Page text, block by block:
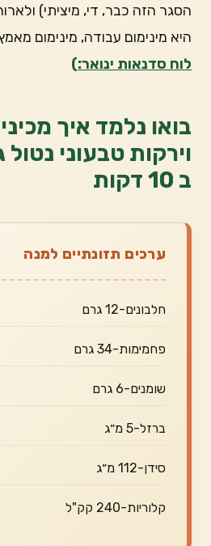
הסגר הזה כבר, די, מיציתי)
היא מינימום עבודה, מינימום
לוח סדנאות ינואר:)
בואו נלמד איך
וירקות טבעוני
ב 10 דקות
ערכים תזונתיים למנה
חלבונים-12 גרם
פחמימות-34 גרם
שומנים-6 גרם
ברזל-5 מ״ג
סידן-112 מ״ג
קלוריות-240 קק"ל